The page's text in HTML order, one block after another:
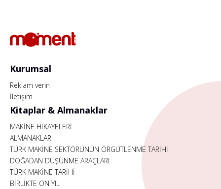
Kurumsal
Reklam verin
İletişim
Kitaplar & Almanaklar
MAKİNE HİKAYELERİ
ALMANAKLAR
TÜRK MAKİNE SEKTÖRÜNÜN ÖRGÜTLENME TARİHİ
DOĞADAN DÜŞÜNME ARAÇLARI
TÜRK MAKİNE TARİHİ
BİRLİKTE ON YIL